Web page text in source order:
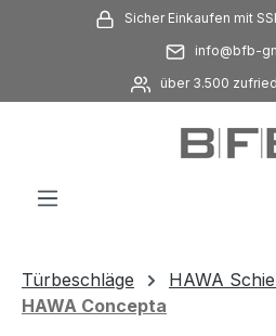
Zum Hauptinhalt springen
Sicher Einkaufen mit
info@bfb-
über 3.500
Türbeschläge
HAWA
HAWA Concepta